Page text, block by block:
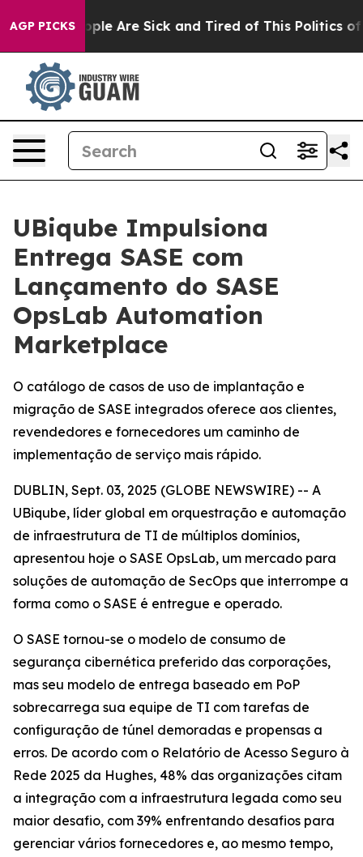
AGP PICKS
“People Are Sick and Tired of This Politics of
UBiqube Impulsiona
Entrega SASE com
Lançamento do SASE
OpsLab Automation
Marketplace
O catálogo de casos de uso de implantação e
migração de SASE integrados oferece aos clientes,
revendedores e fornecedores um caminho de
implementação de serviço mais rápido.
DUBLIN, Sept. 03, 2025 (GLOBE NEWSWIRE) -- A
UBiqube, líder global em orquestração e automação
de infraestrutura de TI de múltiplos domínios,
apresentou hoje o SASE OpsLab, um mercado para
soluções de automação de SecOps que interrompe a
forma como o SASE é entregue e operado.
O SASE tornou-se o modelo de consumo de
segurança cibernética preferido das corporações,
mas seu modelo de entrega baseado em PoP
sobrecarrega sua equipe de TI com tarefas de
configuração de túnel demoradas e propensas a
erros. De acordo com o Relatório de Acesso Seguro à
Rede 2025 da Hughes, 48% das organizações citam
a integração com a infraestrutura legada como seu
maior desafio, com 39% enfrentando desafios para
gerenciar vários fornecedores e, ao mesmo tempo,